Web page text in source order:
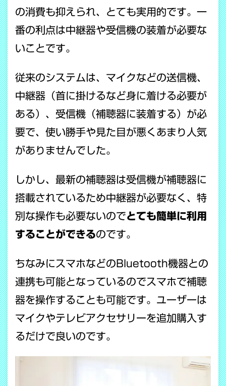
の消費も抑えられ、とても実用的です。一
番の利点は中継器や受信機の装着が必要な
いことです。
従来のシステムは、マイクなどの送信機、
中継器（首に掛けるなど身に着ける必要が
ある）、受信機（補聴器に装着する）が必
要で、使い勝手や見た目が悪くあまり人気
がありませんでした。
しかし、最新の補聴器は受信機が補聴器に
搭載されているため中継器が必要なく、特
別な操作も必要ないのでとても簡単に利用
することができるのです。
ちなみにスマホなどのBluetooth機器との
連携も可能となっているのでスマホで補聴
器を操作することも可能です。ユーザーは
マイクやテレビアクセサリーを追加購入す
るだけで良いのです。